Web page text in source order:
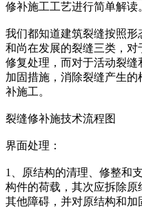
修补施工工艺进行简单解读
我们都知道建筑裂缝按照
和尚在发展的裂缝三类，
修复处理，而对于活动裂
加固措施，消除裂缝产生
补施工。
裂缝修补施技术流程图
界面处理：
1、原结构的清理、修整和
构件的荷载，其次应拆除原
其他障碍，并对原结构和加